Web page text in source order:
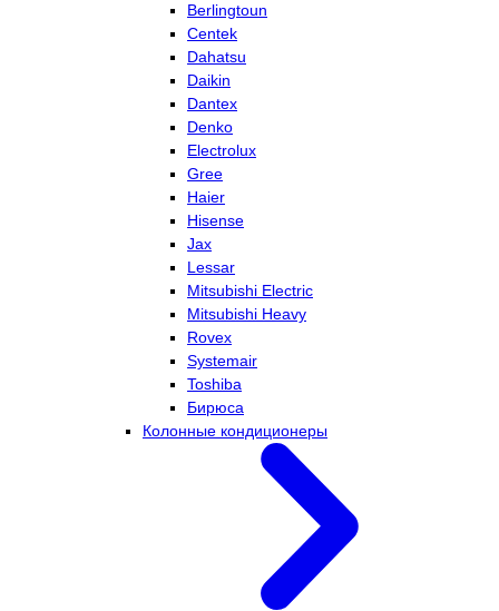
Berlingtoun
Centek
Dahatsu
Daikin
Dantex
Denko
Electrolux
Gree
Haier
Hisense
Jax
Lessar
Mitsubishi Electric
Mitsubishi Heavy
Rovex
Systemair
Toshiba
Бирюса
Колонные кондиционеры